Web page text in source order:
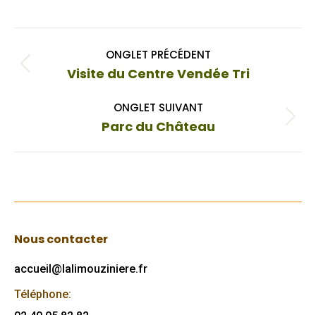
de
ONGLET PRÉCÉDENT
Onglet
Visite du Centre Vendée Tri
ONGLET SUIVANT
Onglet
Parc du Château
Nous contacter
accueil@lalimouziniere.fr
Téléphone: